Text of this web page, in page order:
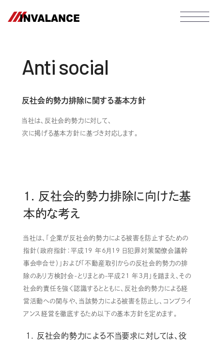
Anti social
反社会的勢力排除に関する基本方針
当社は、反社会的勢力に対して、
次に掲げる基本方針に基づき対応します。
1. 反社会的勢力排除に向けた基
本的な考え
当社は、「企業が反社会的勢力による被害を防止するための
指針（政府指針：平成19 年６月19 日犯罪対策閣僚会議幹
事会申合せ）」および「不動産取引からの反社会的勢力の排
除のあり方検討会-とりまとめ-平成21 年３月」を踏まえ、その
社会的責任を強く認識するとともに、反社会的勢力による経
営活動への関与や、当該勢力による被害を防止し、コンプライ
アンス経営を徹底するため以下の基本方針を定めます。
反社会的勢力による不当要求に対しては、役